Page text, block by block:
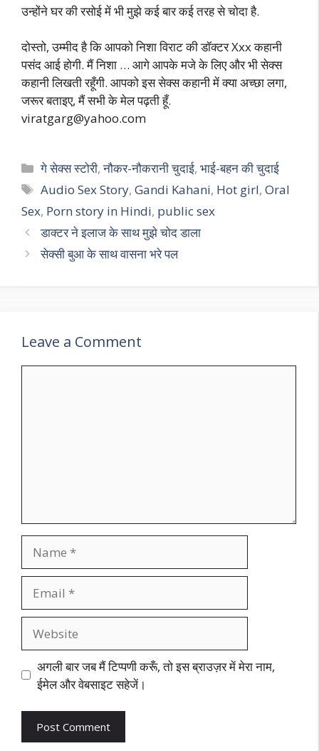
उन्होंने घर की रसोई में भी मुझे कई बार कई तरह से चोदा है.
दोस्तो, उम्मीद है कि आपको निशा विराट की डॉक्टर Xxx कहानी
पसंद आई होगी. मैं निशा … आगे आपके मजे के लिए और भी सेक्स
कहानी लिखती रहूँगी. आपको इस सेक्स कहानी में क्या अच्छा लगा,
जरूर बताइए, मैं सभी के मेल पढ़ती हूँ.
viratgarg@yahoo.com
Categories
गे सेक्स स्टोरी,नौकर-नौकरानी चुदाई,भाई-बहन की चुदाई
Tags
Audio Sex Story,Gandi Kahani, Hot girl,Oral
Sex, Porn story in Hindi, public sex
डाक्टर ने इलाज के साथ मुझे चोद डाला
सेक्सी बुआ के साथ वासना भरे पल
Leave a Comment
अगली बार जब मैं टिप्पणी करूँ, तो इस ब्राउज़र में मेरा नाम,
ईमेल और वेबसाइट सहेजें।